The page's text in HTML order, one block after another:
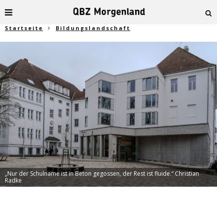
Startseite Bildungslandschaft
„Nur der Schulname ist in Beton gegossen, der Rest ist fluide.“ Christian
Radke